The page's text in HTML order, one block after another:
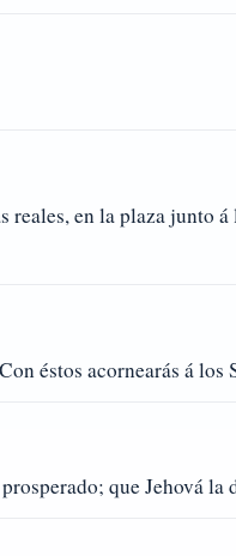
reales, en la plaza junto
éstos acornearás á los
que Jehová la